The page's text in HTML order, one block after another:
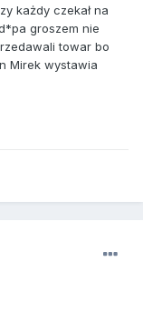
każdy czekał na
groszem nie
towar bo
Mirek wystawia